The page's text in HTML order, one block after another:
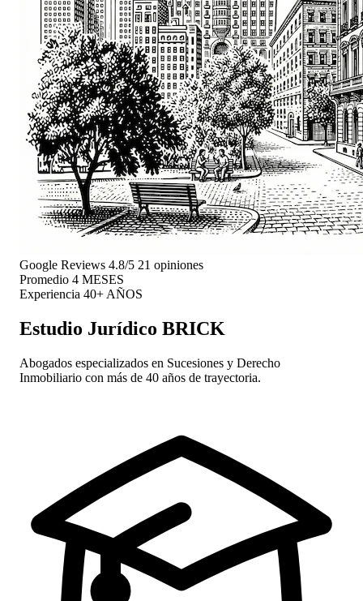
Google Reviews 4.8/5 21 opiniones
Promedio 4 MESES
Experiencia 40+ AÑOS
Estudio Jurídico BRICK
Abogados especializados en Sucesiones y Derecho
Inmobiliario con más de 40 años de trayectoria.